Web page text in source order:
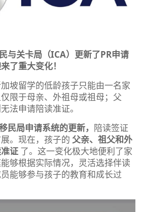
与关卡局（ICA）更新了PR申请
了重大变化！
坡留学的低龄孩子只能由一名家
限于母亲、外祖母或祖母；父
法申请陪读准证。
民局申请系统的更新， 陪读签证
。现在，孩子的 父亲、祖父和外
证 了。这一变化极大地便利了家
够根据实际情况，灵活选择伴读
能够参与孩子的教育和成长过